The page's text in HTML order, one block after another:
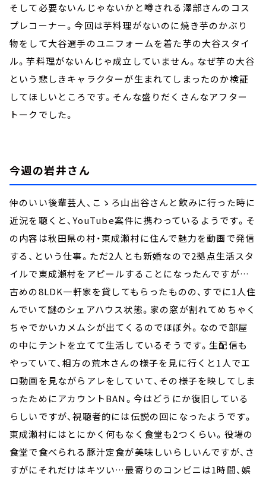
そして必要ないんじゃないかと噂される澤部さんのコス
プレコーナー。今回は芋料理がないのに焼き芋のかぶり
物をして大谷選手のユニフォームを着た芋の大谷スタイ
ル。芋料理がないんじゃ成立していません。なぜ芋の大谷
という悲しきキャラクターが生まれてしまったのか検証
してほしいところです。そんな盛りだくさんなアフター
トークでした。
今週の岩井さん
仲のいい後輩芸人、こゝろ山出谷さんと飲みに行った時に
近況を聴くと、YouTube案件に携わっているようです。そ
の内容は秋田県の村・東成瀬村に住んで魅力を動画で発信
する、という仕事。ただ2人とも新婚なので2拠点生活スタ
イルで東成瀬村をアピールすることになったんですが…
古めの8LDK一軒家を貸してもらったものの、すでに1人住
んでいて謎のシェアハウス状態。家の窓が割れてめちゃく
ちゃでかいカメムシが出てくるのでほぼ外。なので部屋
の中にテントを立てて生活しているそうです。生配信も
やっていて、相方の荒木さんの様子を見に行くと1人でエ
ロ動画を見ながらアレをしていて、その様子を映してしま
ったためにアカウントBAN。今はどうにか復旧している
らしいですが、視聴者的には伝説の回になったようです。
東成瀬村にはとにかく何もなく食堂も2つくらい。役場の
食堂で食べられる豚汁定食が美味しいらしいんですが、さ
すがにそれだけはキツい…最寄りのコンビニは1時間、娯